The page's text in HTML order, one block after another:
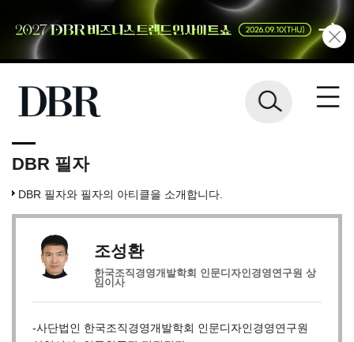
DBR 필자
DBR 필자와 필자의 아티클을 소개합니다.
조성환
한국조직경영개발학회 인문디자인경영연구원 상
임이사
-사단법인 한국조직경영개발학회 인문디자인경영연구원